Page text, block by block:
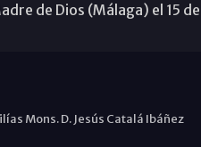
de Dios (Málaga) el 15
Mons. D. Jesús Catalá Ibáñez